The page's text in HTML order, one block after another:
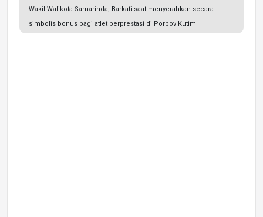
Wakil Walikota Samarinda, Barkati saat menyerahkan secara
simbolis bonus bagi atlet berprestasi di Porpov Kutim